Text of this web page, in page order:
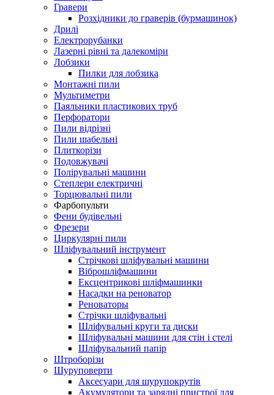
Гравери
Розхідники до граверів (бурмашинок)
Дрилі
Електрорубанки
Лазерні рівні та далекоміри
Лобзики
Пилки для лобзика
Монтажні пили
Мультиметри
Паяльники пластикових труб
Перфоратори
Пили відрізні
Пили шабельні
Плиткорізи
Подовжувачі
Полірувальні машини
Степлери електричні
Торцювальні пили
Фарбопульти
Фени будівельні
Фрезери
Циркулярні пили
Шліфувальний інструмент
Cтрічкові шліфувальні машини
Віброшліфмашини
Ексцентрикові шліфмашинки
Насадки на реноватор
Реноваторы
Стрічки шліфувальні
Шліфувальні круги та диски
Шліфувальні машини для стін і стелі
Шліфувальний папір
Штроборізи
Шуруповерти
Аксесуари для шурупокрутів
Акумулятори та зарядні пристрої для